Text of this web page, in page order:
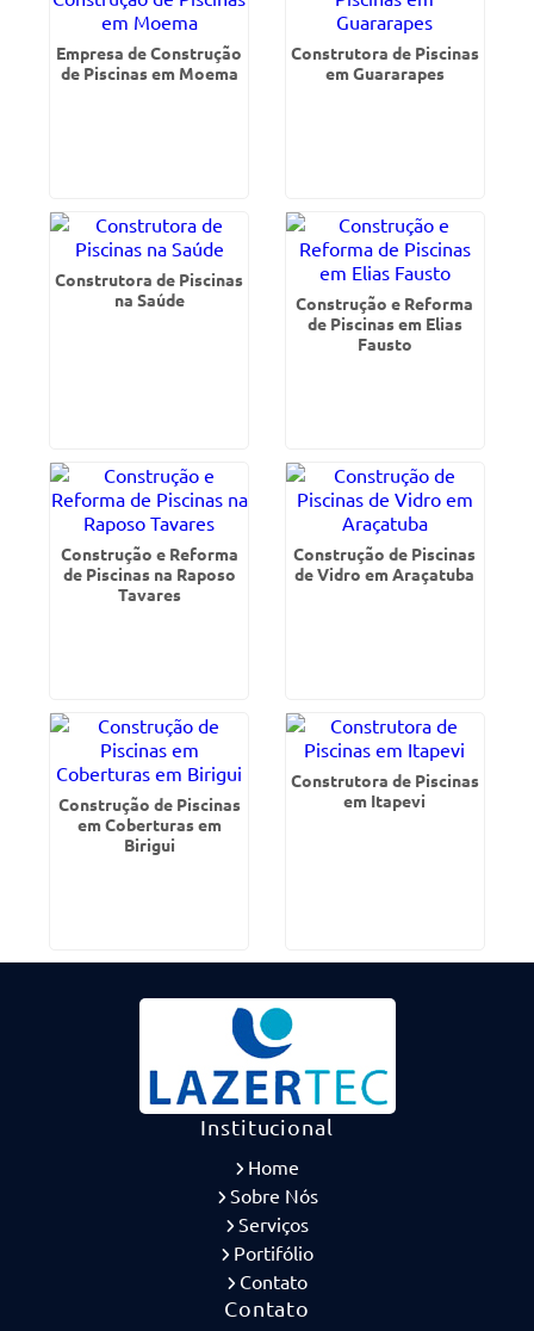
Empresa de Construção
de Piscinas em Moema
Construtora de Piscinas
em Guararapes
Construtora de Piscinas
na Saúde
Construção e Reforma
de Piscinas em Elias
Fausto
Construção e Reforma
de Piscinas na Raposo
Tavares
Construção de Piscinas
de Vidro em Araçatuba
Construção de Piscinas
em Coberturas em
Birigui
Construtora de Piscinas
em Itapevi
Institucional
Home
Sobre Nós
Serviços
Portifólio
Contato
Contato